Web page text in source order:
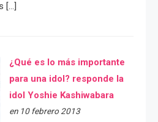
[…]
¿Qué es lo más importante
para una idol? responde la
idol Yoshie Kashiwabara
en 10 febrero 2013